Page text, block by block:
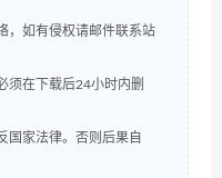
，如有侵权请邮件联系站
须在下载后24小时内删
国家法律。否则后果自